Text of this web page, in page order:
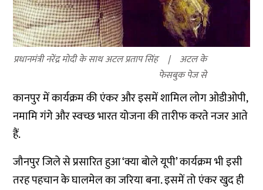
प्रधानमंत्री नरेंद्र मोदी के साथ अटल प्रताप सिंह
अटल के
फेसबुक पेज से
कानपुर में कार्यक्रम की एंकर और इसमें शामिल लोग ओडीओपी,
नमामि गंगे और स्वच्छ भारत योजना की तारीफ करते नजर आते
हैं.
जौनपुर जिले से प्रसारित हुआ ‘क्या बोले यूपी’ कार्यक्रम भी इसी
तरह पहचान के घालमेल का जरिया बना. इसमें तो एंकर खुद ही